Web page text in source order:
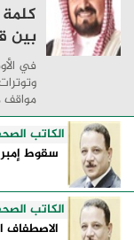
بين
في
مواقف
الكاتب
سقوط
الكاتب